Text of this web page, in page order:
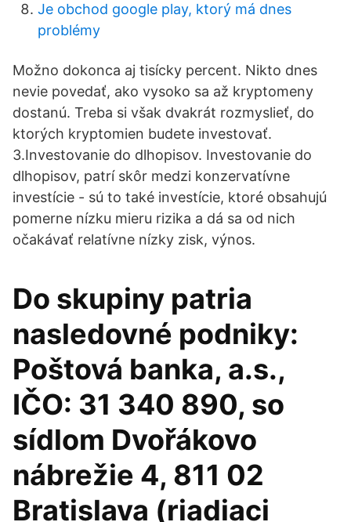
Je obchod google play, ktorý má dnes
problémy
Možno dokonca aj tisícky percent. Nikto dnes
nevie povedať, ako vysoko sa až kryptomeny
dostanú. Treba si však dvakrát rozmyslieť, do
ktorých kryptomien budete investovať.
3.Investovanie do dlhopisov. Investovanie do
dlhopisov, patrí skôr medzi konzervatívne
investície - sú to také investície, ktoré obsahujú
pomerne nízku mieru rizika a dá sa od nich
očakávať relatívne nízky zisk, výnos.
Do skupiny patria
nasledovné podniky:
Poštová banka, a.s.,
IČO: 31 340 890, so
sídlom Dvořákovo
nábrežie 4, 811 02
Bratislava (riadiaci